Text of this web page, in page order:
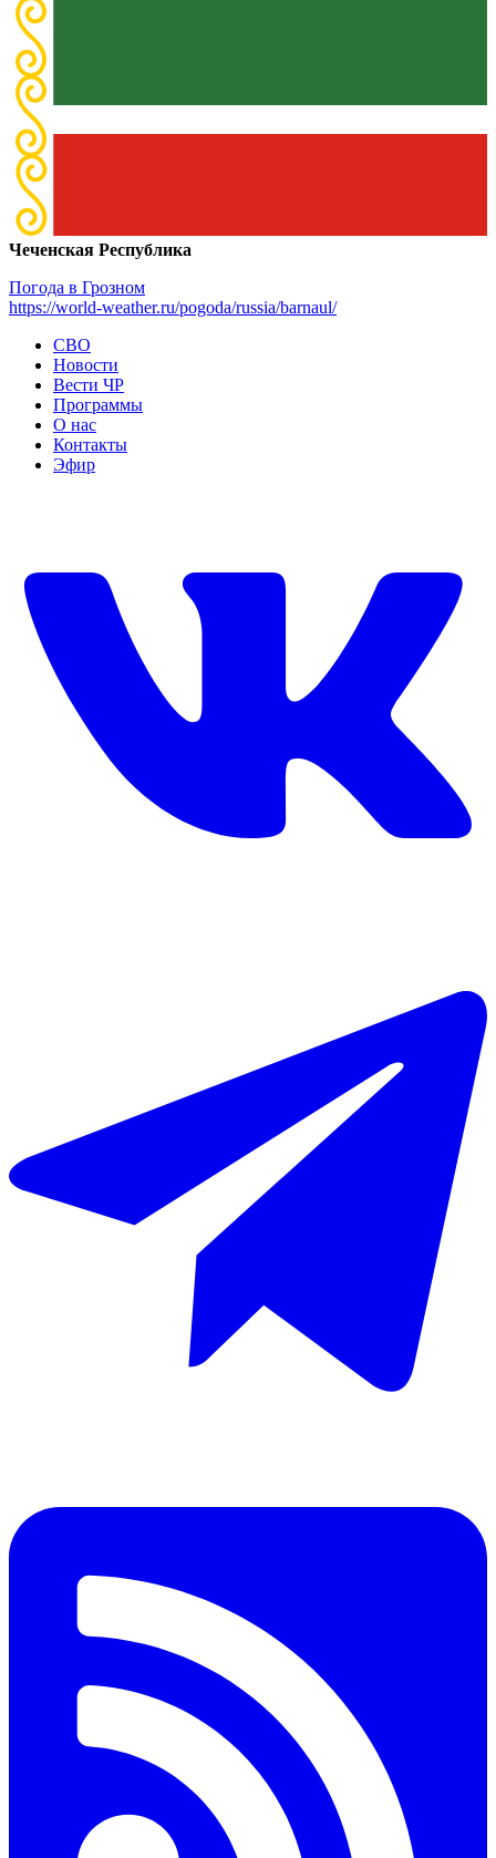
Чеченская Республика
Погода в Грозном
https://world-weather.ru/pogoda/russia/barnaul/
СВО
Новости
Вести ЧР
Программы
О нас
Контакты
Эфир